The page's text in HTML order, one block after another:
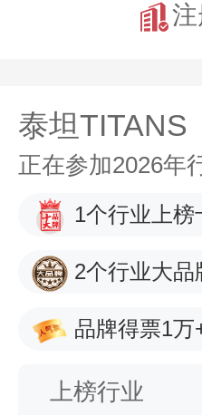
泰坦TITANS
正在参加2026年
1个行业上榜
2个行业大
品牌得票1万
上榜行业